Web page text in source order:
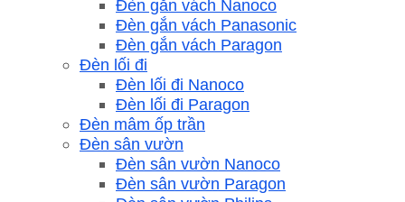
Đèn gắn vách Nanoco
Đèn gắn vách Panasonic
Đèn gắn vách Paragon
Đèn lối đi
Đèn lối đi Nanoco
Đèn lối đi Paragon
Đèn mâm ốp trần
Đèn sân vườn
Đèn sân vườn Nanoco
Đèn sân vườn Paragon